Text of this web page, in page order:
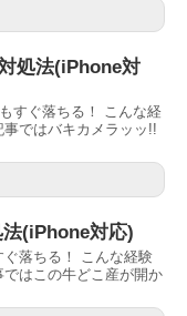
処法(iPhone対
すぐ落ちる！ こんな経
ではバキカメラッッ!!
(iPhone対応)
落ちる！ こんな経験
はこの牛どこ産が開か